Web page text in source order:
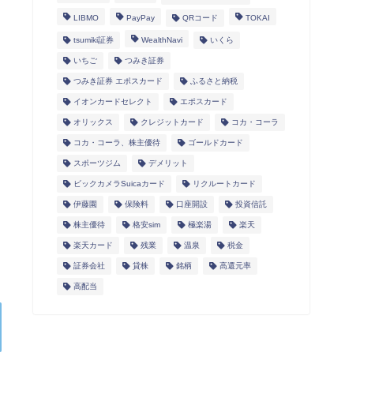
LIBMO PayPay QRコード TOKAI
tsumiki証券 WealthNavi いくら
いちご つみき証券
つみき証券 エポスカード ふるさと納税
イオンカードセレクト エポスカード
オリックス クレジットカード コカ・コーラ
コカ・コーラ、株主優待 ゴールドカード
スポーツジム デメリット
ビックカメラSuicaカード リクルートカード
伊藤園 保険料 口座開設 投資信託
株主優待 格安sim 極楽湯 楽天
楽天カード 残業 温泉 税金
証券会社 貸株 銘柄 高還元率
高配当